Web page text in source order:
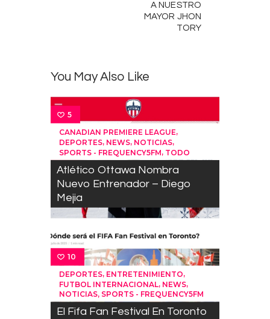
A NUESTRO
MAYOR JHON
TORY
You May Also Like
5
CANADIAN PREMIERE LEAGUE,
DEPORTES, NEWS, NOTICIAS,
SPORTS - FREQUENCY5FM, TODO
Atlético Ottawa Nombra
Nuevo Entrenador – Diego
Mejia
10
DEPORTES, ENTRETENIMIENTO,
FUTBOL INTERNACIONAL, NEWS,
NOTICIAS, SPORTS - FREQUENCY5FM
El Fifa Fan Festival En Toronto